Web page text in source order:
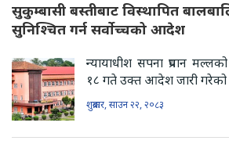
सुकुम्बासी बस्तीबाट विस्थापित
सुनिश्चित गर्न सर्वोच्चको आदेश
न्यायाधीश सपना प्रधान
१८ गते उक्त आदेश जारी गरेको
शुक्रबार, साउन २२, २०८३